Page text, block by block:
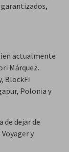
garantizados,
actualmente
Márquez.
BlockFi
Polonia y
de dejar de
y